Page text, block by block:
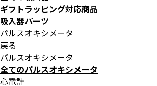
ギフトラッピング対応商品
吸入器パーツ
パルスオキシメータ
戻る
パルスオキシメータ
全てのパルスオキシメータ
心電計